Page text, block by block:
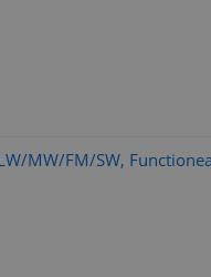
MW/FM/SW,